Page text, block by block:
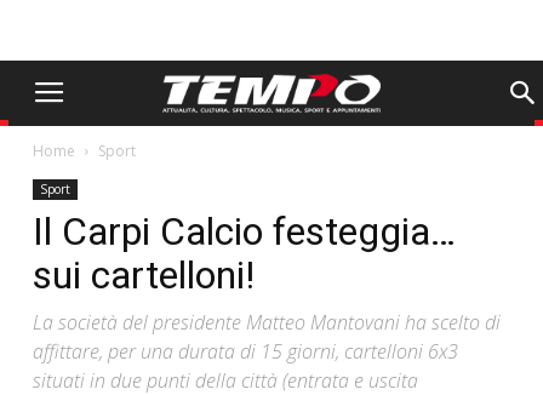
Home Sport
Sport
Il Carpi Calcio festeggia…
sui cartelloni!
La società del presidente Matteo Mantovani ha scelto di
affittare, per una durata di 15 giorni, cartelloni 6x3
situati in due punti della città (entrata e uscita